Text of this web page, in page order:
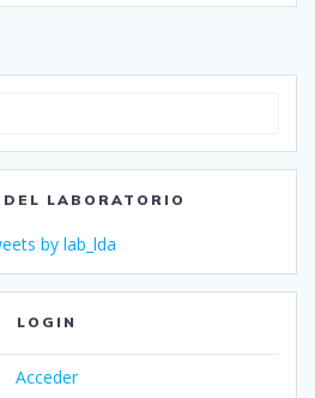
LABORATORIO
by lab_lda
LOGIN
Acceder